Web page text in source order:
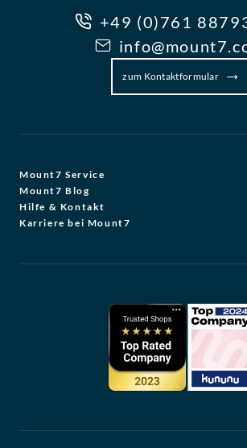
+49 (0)761
zum Kontaktformular
Mount7 Service
Mount7 Blog
Hilfe & Kontakt
Karriere bei Mount7